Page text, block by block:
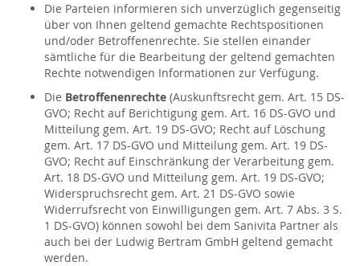
Die Parteien informieren sich unverzüglich gegenseitig
über von Ihnen geltend gemachte Rechtspositionen
und/oder Betroffenenrechte. Sie stellen einander
sämtliche für die Bearbeitung der geltend gemachten
Rechte notwendigen Informationen zur Verfügung.
Die Betroffenenrechte (Auskunftsrecht gem. Art. 15 DS-
GVO; Recht auf Berichtigung gem. Art. 16 DS-GVO und
Mitteilung gem. Art. 19 DS-GVO; Recht auf Löschung
gem. Art. 17 DS-GVO und Mitteilung gem. Art. 19 DS-
GVO; Recht auf Einschränkung der Verarbeitung gem.
Art. 18 DS-GVO und Mitteilung gem. Art. 19 DS-GVO;
Widerspruchsrecht gem. Art. 21 DS-GVO sowie
Widerrufsrecht von Einwilligungen gem. Art. 7 Abs. 3 S.
1 DS-GVO) können sowohl bei dem Sanivita Partner als
auch bei der Ludwig Bertram GmbH geltend gemacht
werden.